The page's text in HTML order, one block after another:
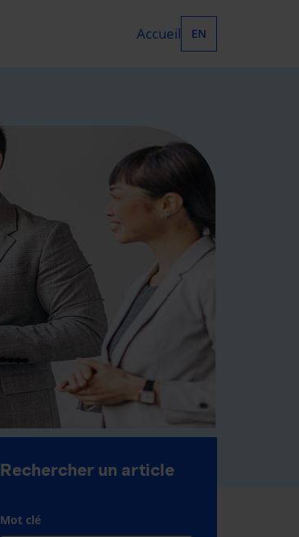
Accueil EN
Rechercher un article
Mot clé